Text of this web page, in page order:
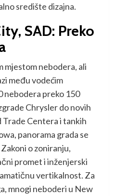
središte dizajna.
SAD: Preko
mjestom nebodera, ali
među vodećim
nebodera preko 150
Chrysler do novih
Centera i tankih
panorama grada se
o zoniranju,
promet i inženjerski
vertikalnost. Za
mnogi neboderi u New